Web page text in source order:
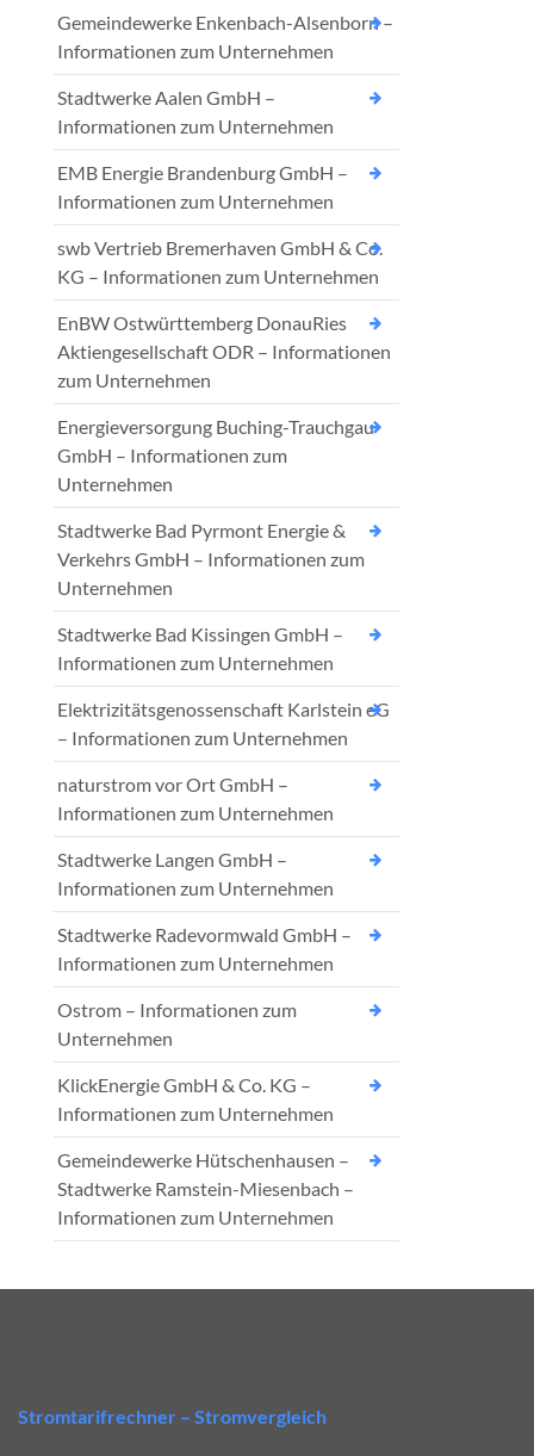
Gemeindewerke Enkenbach-Alsenborn –
Informationen zum Unternehmen
Stadtwerke Aalen GmbH –
Informationen zum Unternehmen
EMB Energie Brandenburg GmbH –
Informationen zum Unternehmen
swb Vertrieb Bremerhaven GmbH & Co.
KG – Informationen zum Unternehmen
EnBW Ostwürttemberg DonauRies
Aktiengesellschaft ODR – Informationen
zum Unternehmen
Energieversorgung Buching-Trauchgau
GmbH – Informationen zum
Unternehmen
Stadtwerke Bad Pyrmont Energie &
Verkehrs GmbH – Informationen zum
Unternehmen
Stadtwerke Bad Kissingen GmbH –
Informationen zum Unternehmen
Elektrizitätsgenossenschaft Karlstein eG
– Informationen zum Unternehmen
naturstrom vor Ort GmbH –
Informationen zum Unternehmen
Stadtwerke Langen GmbH –
Informationen zum Unternehmen
Stadtwerke Radevormwald GmbH –
Informationen zum Unternehmen
Ostrom – Informationen zum
Unternehmen
KlickEnergie GmbH & Co. KG –
Informationen zum Unternehmen
Gemeindewerke Hütschenhausen –
Stadtwerke Ramstein-Miesenbach –
Informationen zum Unternehmen
Stromtarifrechner – Stromvergleich